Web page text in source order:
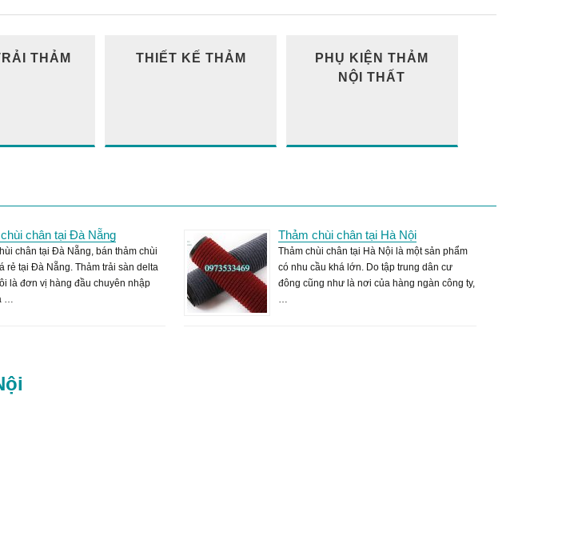
THẢM THIẾT KẾ THẢM
PHỤ KIỆN THẢM
NỘI THẤT
chân tại Đà Nẵng
chân tại Đà Nẵng, bán thảm chùi
rẻ tại Đà Nẵng. Thảm trải sàn delta
là đơn vị hàng đầu chuyên nhập
…
Thảm chùi chân tại Hà Nội
Thảm chùi chân tại Hà Nội là một sản phẩm
có nhu cầu khá lớn. Do tập trung dân cư
đông cũng như là nơi của hàng ngàn công ty,
…